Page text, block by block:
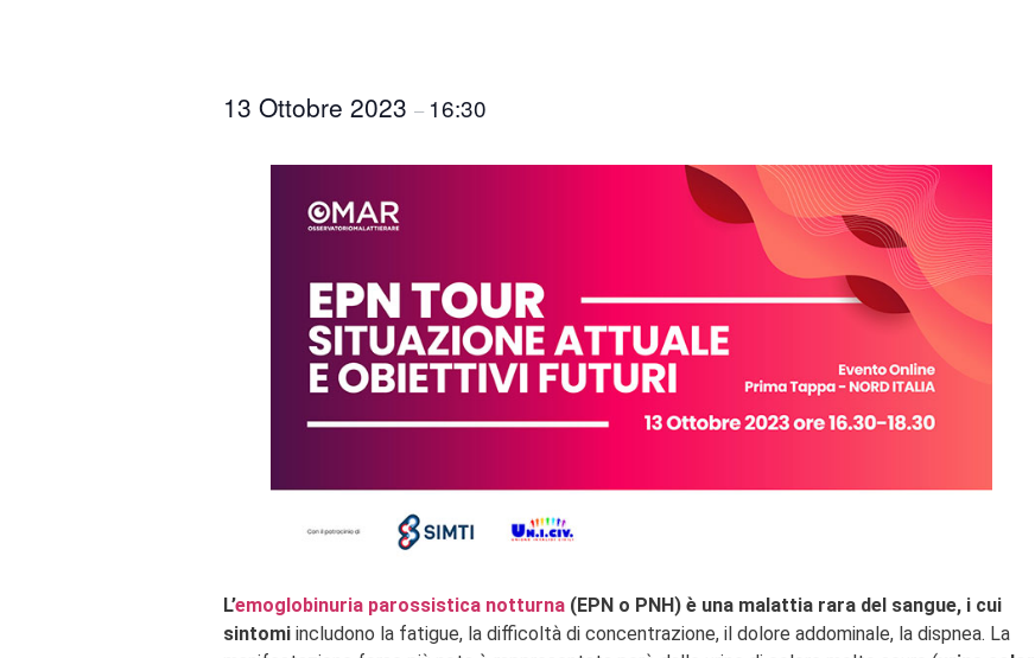
13 Ottobre 2023 – 16:30
L’emoglobinuria parossistica notturna (EPN o PNH) è una malattia rara del sangue, i cui
sintomi includono la fatigue, la difficoltà di concentrazione, il dolore addominale, la dispnea. La